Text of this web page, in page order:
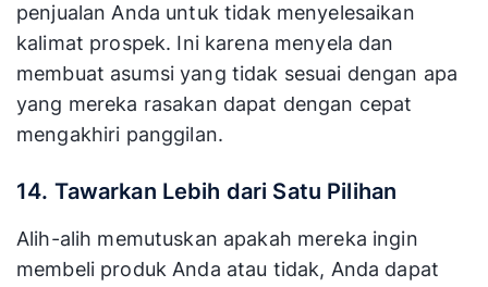
penjualan Anda untuk tidak menyelesaikan
kalimat prospek. Ini karena menyela dan
membuat asumsi yang tidak sesuai dengan apa
yang mereka rasakan dapat dengan cepat
mengakhiri panggilan.
14. Tawarkan Lebih dari Satu Pilihan
Alih-alih memutuskan apakah mereka ingin
membeli produk Anda atau tidak, Anda dapat